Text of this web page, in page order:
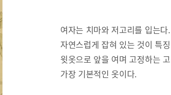
여자는 치마와 저고리를 입는
자연스럽게 잡혀 있는 것이 특
윗옷으로 앞을 여며 고정하는
가장 기본적인 옷이다.